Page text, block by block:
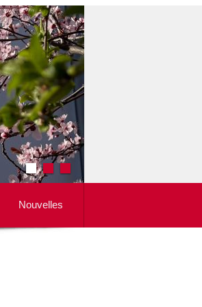
Nouvelles